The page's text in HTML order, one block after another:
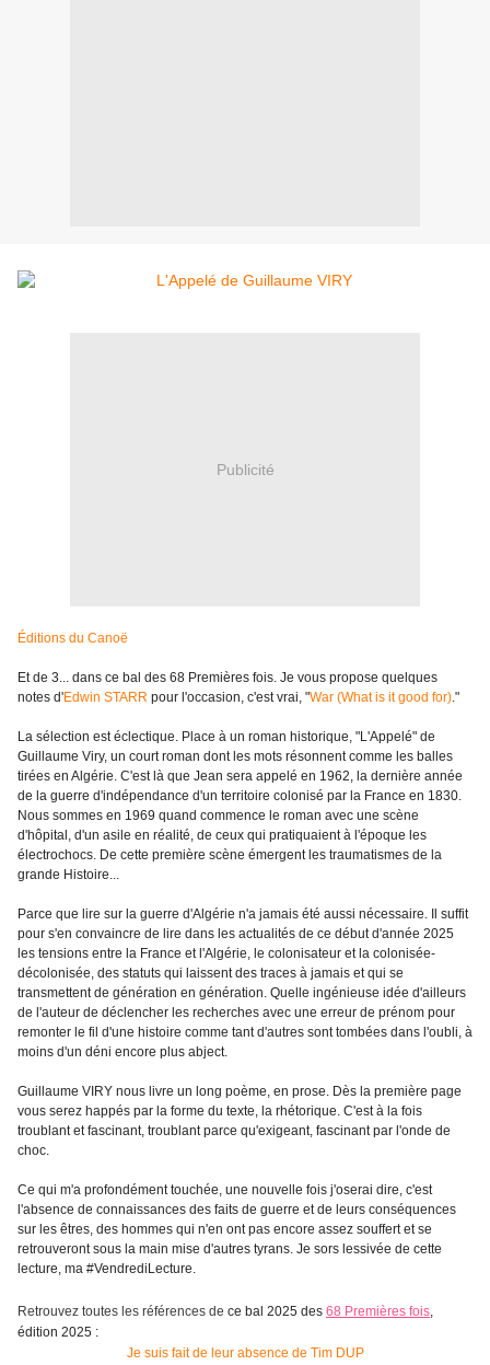
Publicité
Éditions du Canoë
Et de 3... dans ce bal des 68 Premières fois. Je vous propose quelques
notes d'Edwin STARR pour l'occasion, c'est vrai, "War (What is it good for)."
La sélection est éclectique. Place à un roman historique, "L'Appelé" de
Guillaume Viry, un court roman dont les mots résonnent comme les balles
tirées en Algérie. C'est là que Jean sera appelé en 1962, la dernière année
de la guerre d'indépendance d'un territoire colonisé par la France en 1830.
Nous sommes en 1969 quand commence le roman avec une scène
d'hôpital, d'un asile en réalité, de ceux qui pratiquaient à l'époque les
électrochocs. De cette première scène émergent les traumatismes de la
grande Histoire...
Parce que lire sur la guerre d'Algérie n'a jamais été aussi nécessaire. Il suffit
pour s'en convaincre de lire dans les actualités de ce début d'année 2025
les tensions entre la France et l'Algérie, le colonisateur et la colonisée-
décolonisée, des statuts qui laissent des traces à jamais et qui se
transmettent de génération en génération. Quelle ingénieuse idée d'ailleurs
de l'auteur de déclencher les recherches avec une erreur de prénom pour
remonter le fil d'une histoire comme tant d'autres sont tombées dans l'oubli, à
moins d'un déni encore plus abject.
Guillaume VIRY nous livre un long poème, en prose. Dès la première page
vous serez happés par la forme du texte, la rhétorique. C'est à la fois
troublant et fascinant, troublant parce qu'exigeant, fascinant par l'onde de
choc.
Ce qui m'a profondément touchée, une nouvelle fois j'oserai dire, c'est
l'absence de connaissances des faits de guerre et de leurs conséquences
sur les êtres, des hommes qui n'en ont pas encore assez souffert et se
retrouveront sous la main mise d'autres tyrans. Je sors lessivée de cette
lecture, ma #VendrediLecture.
Retrouvez toutes les références de ce bal 2025 des 68 Premières fois,
édition 2025 :
Je suis fait de leur absence de Tim DUP